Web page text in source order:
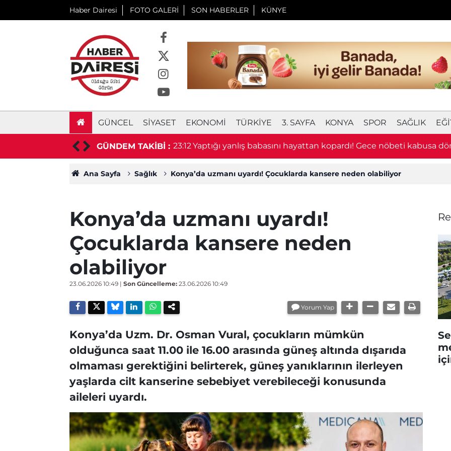
Haber Dairesi FOTO GALERİ SON HABERLER KÜNYE
GÜNCEL SIYASET EKONOMI TÜRKIYE 3. SAYFA KONYA SPOR SAĞLIK
GÜNDEM TAKİBİ :
depo için ihaleye çıkıyor 23:12Yaptığı yanlış babasını hayattan kopardı! Gece nöbeti kabusa
Ana Sayfa Sağlık Konya’da uzmanı uyardı! Çocuklarda kansere neden olabiliyor
Konya’da uzmanı uyardı!
Çocuklarda kansere neden
olabiliyor
23.06.2026 10:49 | Son Güncelleme: 23.06.2026 10:49
Yorum Yap
Konya’da Uzm. Dr. Osman Vural, çocukların mümkün
olduğunca saat 11.00 ile 16.00 arasında güneş altında dışarıda
olmaması gerektiğini belirterek, güneş yanıklarının ilerleyen
yaşlarda cilt kanserine sebebiyet verebileceği konusunda
aileleri uyardı.